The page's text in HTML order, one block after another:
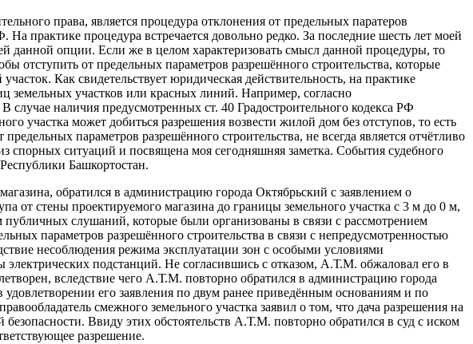
права, является процедура отклонения от предельных паратеров
практике процедура встречается довольно редко. За последние шесть лет моей
данной опции. Если же в целом характеризовать смысл данной процедуры, то
отступить от предельных параметров разрешённого строительства, которые
Как свидетельствует юридическая действительность, на практике
земельных участков или красных линий. Например, согласно
случае наличия предусмотренных ст. 40 Градостроительного кодекса РФ
участка может добиться разрешения возвести жилой дом без отступов, то есть
параметров разрешённого строительства, не всегда является отчётливо
спорных ситуаций и посвящена моя сегодняшняя заметка. События судебного
Башкортостан.
обратился в администрацию города Октябрьский с заявлением о
от стены проектируемого магазина до границы земельного участка с 3 м до 0 м,
слушаний, которые были организованы в связи с рассмотрением
параметров разрешённого строительства в связи с непредусмотренностью
несоблюдения режима эксплуатации зон с особыми условиями
подстанций. Не согласившись с отказом, А.Т.М. обжаловал его в
вследствие чего А.Т.М. повторно обратился в администрацию города
его заявления по двум ранее приведённым основаниям и по
смежного земельного участка заявил о том, что дача разрешения на
Ввиду этих обстоятельств А.Т.М. повторно обратился в суд с иском
разрешение.